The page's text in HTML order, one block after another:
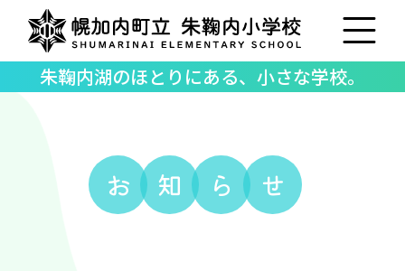
朱鞠内湖のほとりにある、小さな学校。
お 知 ら せ